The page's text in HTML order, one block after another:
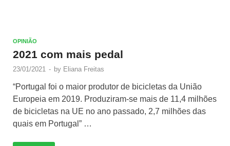
OPINIÃO
2021 com mais pedal
23/01/2021 - by Eliana Freitas
“Portugal foi o maior produtor de bicicletas da União
Europeia em 2019. Produziram-se mais de 11,4 milhões
de bicicletas na UE no ano passado, 2,7 milhões das
quais em Portugal” …